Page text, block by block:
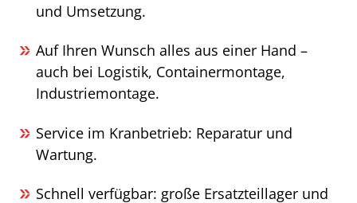
und Umsetzung.
Auf Ihren Wunsch alles aus einer Hand –
auch bei Logistik, Containermontage,
Industriemontage.
Service im Kranbetrieb: Reparatur und
Wartung.
Schnell verfügbar: große Ersatzteillager und